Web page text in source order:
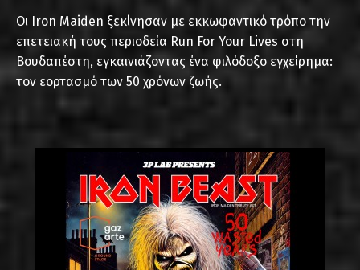
Οι Iron Maiden ξεκίνησαν με εκκωφαντικό τρόπο την
επετειακή τους περιοδεία Run For Your Lives στη
Βουδαπέστη, εγκαινιάζοντας ένα φιλόδοξο εγχείρημα:
τον εορτασμό των 50 χρόνων ζωής.